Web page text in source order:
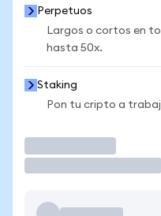
Perpetuos
Largos o cortos en
hasta 50x.
Staking
Pon tu cripto a